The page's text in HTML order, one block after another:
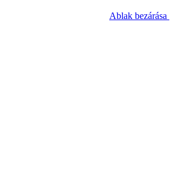
Ablak bezárása